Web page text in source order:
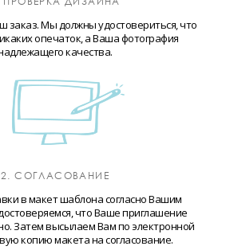
Мы должны удостовериться, что
опечаток, а Ваша фотография
качества.
2. СОГЛАСОВАНИЕ
в макет шаблона согласно Вашим
что Ваше приглашение
Затем высылаем Вам по электронной
копию макета на согласование.